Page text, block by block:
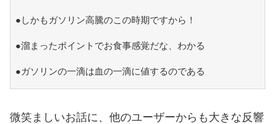
●しかもガソリン高騰のこの時期ですから！
●溜まったポイントでお食事感覚だな、わかる
●ガソリンの一滴は血の一滴に値するのである
微笑ましいお話に、他のユーザーからも大きな反響